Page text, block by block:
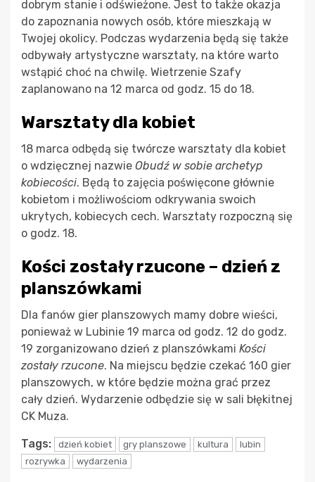
dobrym stanie i odświeżone. Jest to także okazja
do zapoznania nowych osób, które mieszkają w
Twojej okolicy. Podczas wydarzenia będą się także
odbywały artystyczne warsztaty, na które warto
wstąpić choć na chwilę. Wietrzenie Szafy
zaplanowano na 12 marca od godz. 15 do 18.
Warsztaty dla kobiet
18 marca odbędą się twórcze warsztaty dla kobiet
o wdzięcznej nazwie Obudź w sobie archetyp
kobiecości. Będą to zajęcia poświęcone głównie
kobietom i możliwościom odkrywania swoich
ukrytych, kobiecych cech. Warsztaty rozpoczną się
o godz. 18.
Kości zostały rzucone – dzień z
planszówkami
Dla fanów gier planszowych mamy dobre wieści,
ponieważ w Lubinie 19 marca od godz. 12 do godz.
19 zorganizowano dzień z planszówkami Kości
zostały rzucone. Na miejscu będzie czekać 160 gier
planszowych, w które będzie można grać przez
cały dzień. Wydarzenie odbędzie się w sali błękitnej
CK Muza.
Tags: dzień kobiet gry planszowe kultura
lubin
rozrywka
wydarzenia